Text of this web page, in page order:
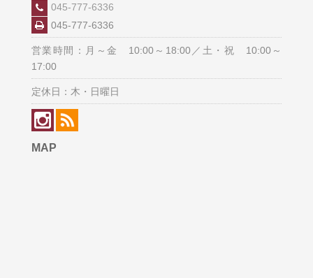
045-777-6336
045-777-6336
営業時間：月～金 10:00～18:00／土・祝 10:00～
17:00
定休日：木・日曜日
MAP